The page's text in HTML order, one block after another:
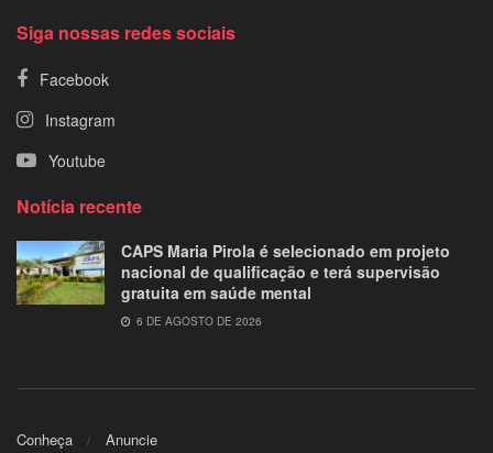
Siga nossas redes sociais
Facebook
Instagram
Youtube
Notícia recente
CAPS Maria Pirola é selecionado em projeto
nacional de qualificação e terá supervisão
gratuita em saúde mental
6 DE AGOSTO DE 2026
Conheça Anuncie